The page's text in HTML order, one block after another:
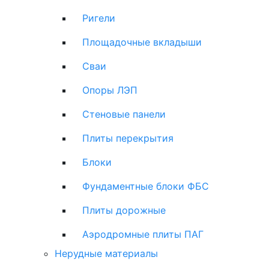
Ригели
Площадочные вкладыши
Сваи
Опоры ЛЭП
Стеновые панели
Плиты перекрытия
Блоки
Фундаментные блоки ФБС
Плиты дорожные
Аэродромные плиты ПАГ
Нерудные материалы